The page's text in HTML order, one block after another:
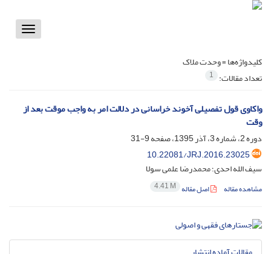
Toggle
کلیدواژه‌ها =وحدت ملاک
تعداد مقالات: 1
واکاوی قول تفصیلی آخوند خراسانی در دلالت امر به واجب موقت بعد از
وقت
دوره 2، شماره 3، آذر 1395، صفحه
9-31
10.22081/JRJ.2016.23025
سیف الله احدی؛ محمدرضا علمی سولا
مشاهده مقاله اصل مقاله 4.41 M